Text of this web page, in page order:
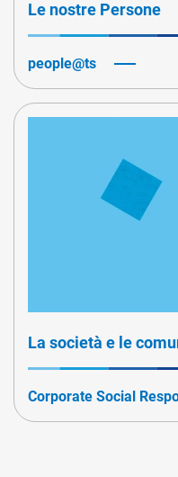
Le nostre Persone
people@ts
La società e le
Corporate Social